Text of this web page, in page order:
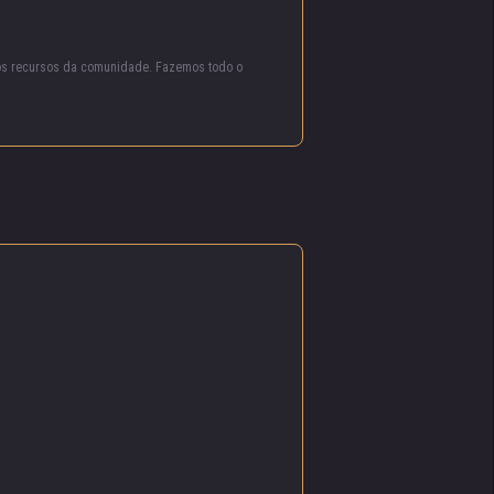
recursos da comunidade. Fazemos todo o